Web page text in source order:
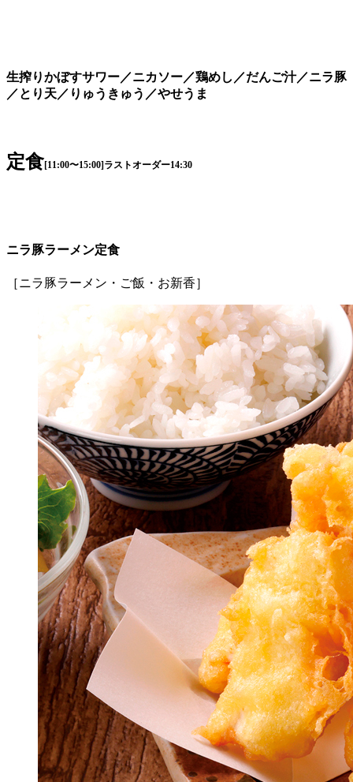
生搾りかぼすサワー／ニカソー／鶏めし／だんご汁／ニラ豚
／とり天／りゅうきゅう／やせうま
定食[11:00〜15:00]ラストオーダー14:30
ニラ豚ラーメン定食
［ニラ豚ラーメン・ご飯・お新香］